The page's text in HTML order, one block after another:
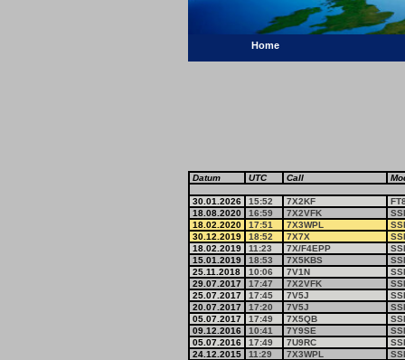
Home
Datum UTC Call
30.01.2026 15:52 7X2KF
18.08.2020
16:59 7X2VFK
18.02.2020
17:51 7X3WPL
30.12.2019
18:52 7X7X
18.02.2019
11:23 7X/F4EPP
15.01.2019
18:53 7X5KBS
25.11.2018
10:06 7V1N
29.07.2017
17:47 7X2VFK
25.07.2017
17:45 7V5J
20.07.2017
17:20 7V5J
05.07.2017
17:49 7X5QB
09.12.2016
10:41 7Y9SE
05.07.2016
17:49 7U9RC
24.12.2015
11:29 7X3WPL